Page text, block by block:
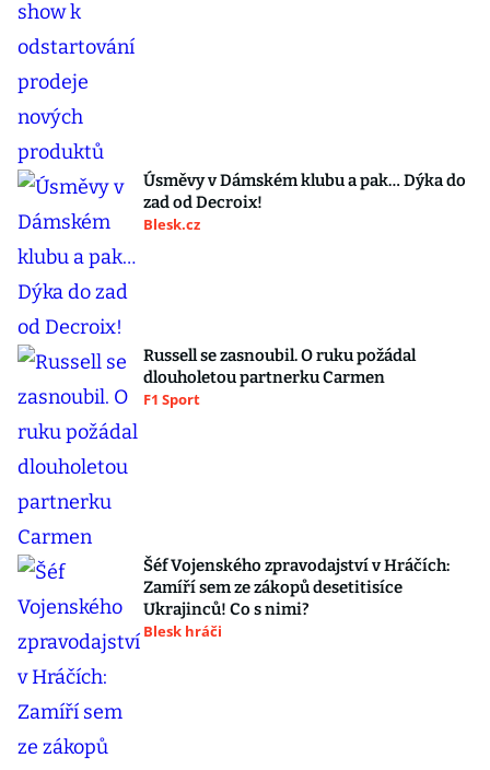
Úsměvy v Dámském klubu a pak… Dýka do
zad od Decroix!
Blesk.cz
Russell se zasnoubil. O ruku požádal
dlouholetou partnerku Carmen
F1 Sport
Šéf Vojenského zpravodajství v Hráčích:
Zamíří sem ze zákopů desetitisíce
Ukrajinců! Co s nimi?
Blesk hráči